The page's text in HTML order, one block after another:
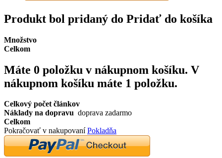
Produkt bol pridaný do Pridať do košíka
Množstvo
Celkom
Máte 0 položku v nákupnom košíku. V
nákupnom košíku máte 1 položku.
Celkový počet článkov
Náklady na dopravu doprava zadarmo
Celkom
Pokračovať v nakupovaníPokladňa